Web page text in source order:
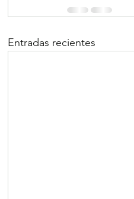
Entradas recientes